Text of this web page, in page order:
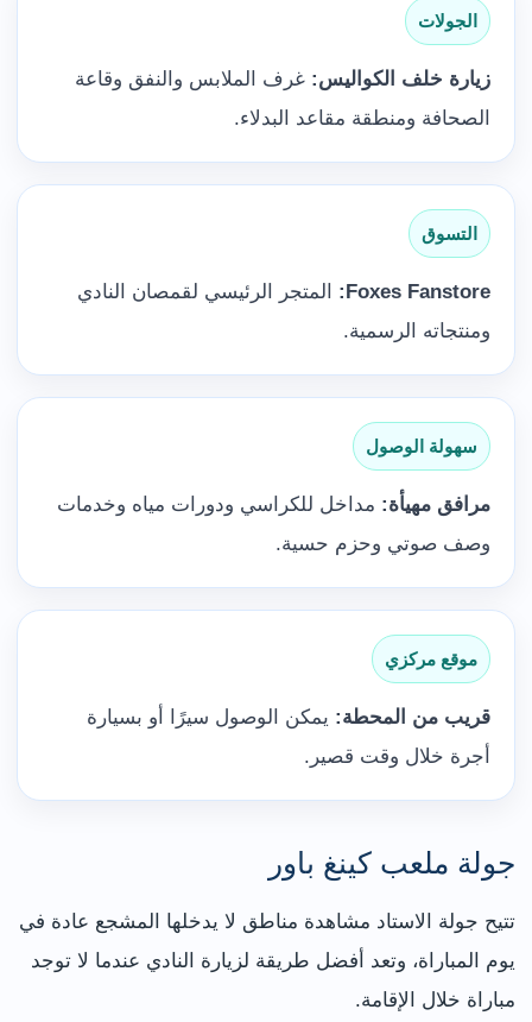
الجولات
زيارة خلف الكواليس: غرف الملابس والنفق وقاعة
الصحافة ومنطقة مقاعد البدلاء.
التسوق
Foxes Fanstore:
المتجر الرئيسي لقمصان النادي
ومنتجاته الرسمية.
سهولة الوصول
مرافق مهيأة: مداخل للكراسي ودورات مياه وخدمات
وصف صوتي وحزم حسية.
موقع مركزي
قريب من المحطة: يمكن الوصول سيرًا أو بسيارة
أجرة خلال وقت قصير.
جولة ملعب كينغ باور
تتيح جولة الاستاد مشاهدة مناطق لا يدخلها المشجع عادة في
يوم المباراة، وتعد أفضل طريقة لزيارة النادي عندما لا توجد
مباراة خلال الإقامة.